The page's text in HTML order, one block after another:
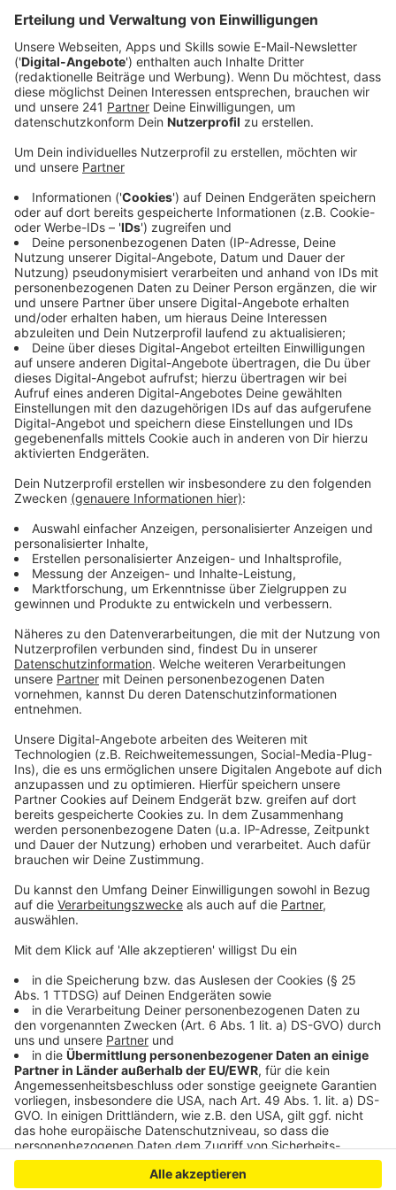
Anzeige
Anzeige
Die Leverkusener SPD will die Einrichtung einer
Grillzone in Wiesdorf anstoßen. Sie hat dafür den
Bereich zwischen der Wuppermündung und dem
Grillzonen zum Beispiel schon – gestartet war das
damals vor rund acht Jahren mit einer Testphase.
Wichtig ist der SPD, dass das Ganze nach klaren
Regeln funktioniert und sich alle vor Ort gegenseitig
respektieren – und dass für genügend Möglichkeiten
gesorgt ist, um den anfallenden Müll sauber
loszuwerden.
Anzeige
Mehr Austausch danke Grillzone?
Anzeige
Die Partei erhofft sich dadurch auch ein besseres
Gefühl von Zusammengehörigkeit und mehr Austausch
unter den Wiesdorfern. Der Antrag der SPD soll auf die
Tagesordnung der nächsten Bezirkssitzung. Erst vor
wenigen Wochen hatte die CDU sich quasi auf die
Gegenseite gestellt – und ein Grillverbot auf den
Hitdorfer Rheinwiesen gefordert.
Anzeige
Weitere Meldungen aus Leverkusen
Anzeige
Gute Wasserqualität an Leverkusens Badeseen
Fanprojekt Leverkusen ist umgezogen
Leverkusen: viel Strom aus unserem Biomüll erzeugt
Anzeige
Anzeige